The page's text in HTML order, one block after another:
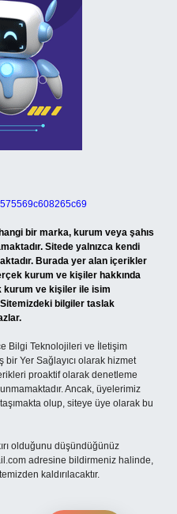
bir marka, kurum veya şahıs
Sitede yalnızca kendi
Burada yer alan içerikler
kurum ve kişiler hakkında
kurum ve kişiler ile isim
bilgiler taslak
Bilgi Teknolojileri ve İletişim
bir Yer Sağlayıcı olarak hizmet
proaktif olarak denetleme
Ancak, üyelerimiz
olup, siteye üye olarak bu
olduğunu düşündüğünüz
adresine bildirmeniz halinde,
kaldırılacaktır.